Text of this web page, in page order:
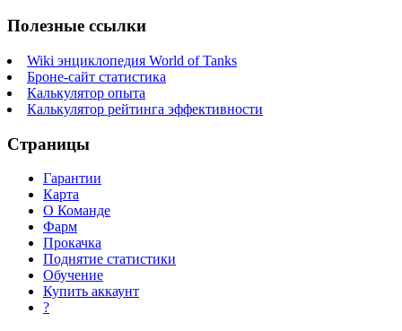
Полезные ссылки
Wiki энциклопедия World of Tanks
Броне-сайт статистика
Калькулятор опыта
Калькулятор рейтинга эффективности
Страницы
Гарантии
Карта
О Команде
Фарм
Прокачка
Поднятие статистики
Обучение
Купить аккаунт
?